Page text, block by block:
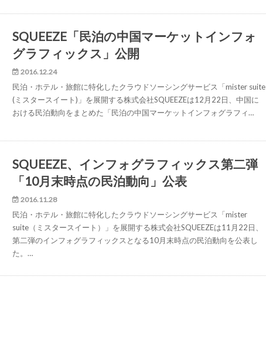
SQUEEZE「民泊の中国マーケットインフォ
グラフィックス」公開
2016.12.24
民泊・ホテル・旅館に特化したクラウドソーシングサービス「mister suite
(ミスタースイート)」を展開する株式会社SQUEEZEは12月22日、中国に
おける民泊動向をまとめた「民泊の中国マーケットインフォグラフィ…
SQUEEZE、インフォグラフィックス第二弾
「10月末時点の民泊動向」公表
2016.11.28
民泊・ホテル・旅館に特化したクラウドソーシングサービス「mister
suite（ミスタースイート）」を展開する株式会社SQUEEZEは11月22日、
第二弾のインフォグラフィックスとなる10月末時点の民泊動向を公表し
た。…